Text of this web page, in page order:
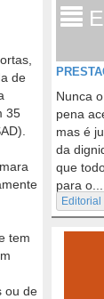
de
35
tem
ou de
Nunca
pena
mas é
da
que
para o...
Editorial